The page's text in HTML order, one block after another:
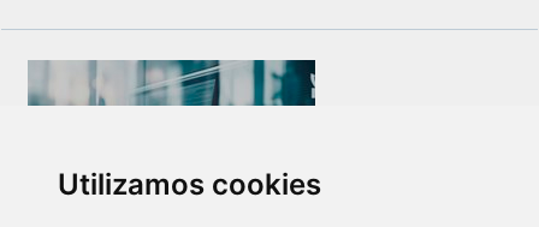
Utilizamos cookies